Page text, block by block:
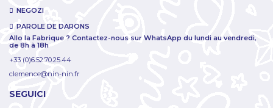
NEGOZI
PAROLE DE DARONS
Allo la Fabrique ? Contactez-nous sur WhatsApp du lundi au vendredi,
de 8h à 18h
+33 (0)6.52.70.25.44
clemence@nin-nin.fr
SEGUICI